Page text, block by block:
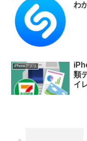
わ
iPhoneアプリ
類
イ